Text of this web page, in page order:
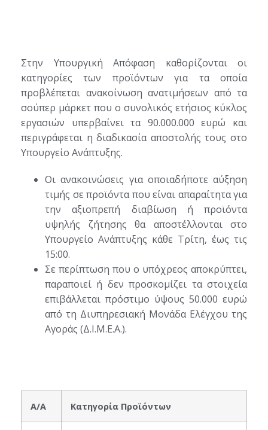
Στην Υπουργική Απόφαση καθορίζονται οι
κατηγορίες των προϊόντων για τα οποία
προβλέπεται ανακοίνωση ανατιμήσεων από τα
σούπερ μάρκετ που ο συνολικός ετήσιος κύκλος
εργασιών υπερβαίνει τα 90.000.000 ευρώ και
περιγράφεται η διαδικασία αποστολής τους στο
Υπουργείο Ανάπτυξης.
Οι ανακοινώσεις για οποιαδήποτε αύξηση
τιμής σε προϊόντα που είναι απαραίτητα για
την αξιοπρεπή διαβίωση ή προϊόντα
υψηλής ζήτησης θα αποστέλλονται στο
Υπουργείο Ανάπτυξης κάθε Τρίτη, έως τις
15:00.
Σε περίπτωση που ο υπόχρεος αποκρύπτει,
παραποιεί ή δεν προσκομίζει τα στοιχεία
επιβάλλεται πρόστιμο ύψους 50.000 ευρώ
από τη Διυπηρεσιακή Μονάδα Ελέγχου της
Αγοράς (Δ.Ι.Μ.Ε.Α.).
Α/Α Κατηγορία Προϊόντων